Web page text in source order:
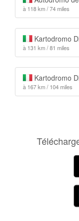
à 118 km / 74 miles
Kartodromo
à 131 km / 81 miles
Kartodromo
à 167 km / 104 miles